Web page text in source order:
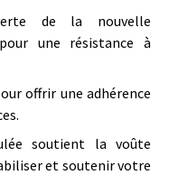
de la nouvelle
une résistance à
offrir une adhérence
soutient la voûte
et soutenir votre